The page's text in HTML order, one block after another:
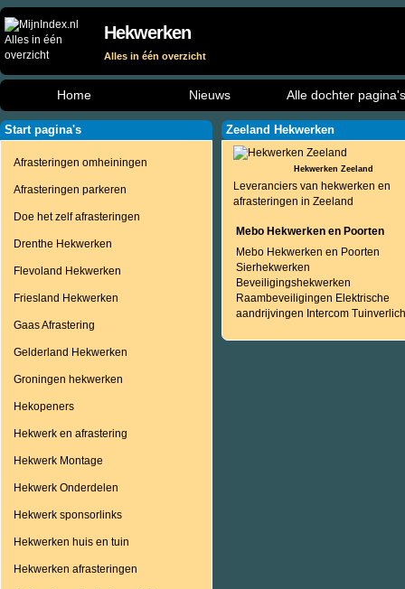
Hekwerken
Alles in één overzicht
Home Nieuws Alle dochter pagina's
Start pagina's
Afrasteringen omheiningen
Afrasteringen parkeren
Doe het zelf afrasteringen
Drenthe Hekwerken
Flevoland Hekwerken
Friesland Hekwerken
Gaas Afrastering
Gelderland Hekwerken
Groningen hekwerken
Hekopeners
Hekwerk en afrastering
Hekwerk Montage
Hekwerk Onderdelen
Hekwerk sponsorlinks
Hekwerken huis en tuin
Hekwerken afrasteringen
Zeeland Hekwerken
Hekwerken Zeeland
Leveranciers van hekwerken en
afrasteringen in Zeeland
Mebo Hekwerken en Poorten
Mebo Hekwerken en Poorten
Sierhekwerken
Beveiligingshekwerken
Raambeveiligingen Elektrische
aandrijvingen Intercom